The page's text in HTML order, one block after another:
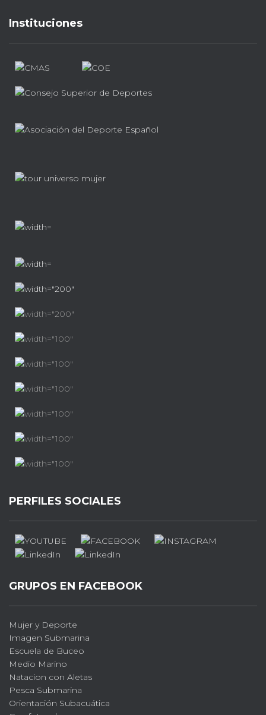
Instituciones
PERFILES SOCIALES
GRUPOS EN FACEBOOK
Mujer y Deporte
Imagen Submarina
Escuela de Buceo
Medio Marino
Natacion con Aletas
Pesca Submarina
Orientación Subacuática